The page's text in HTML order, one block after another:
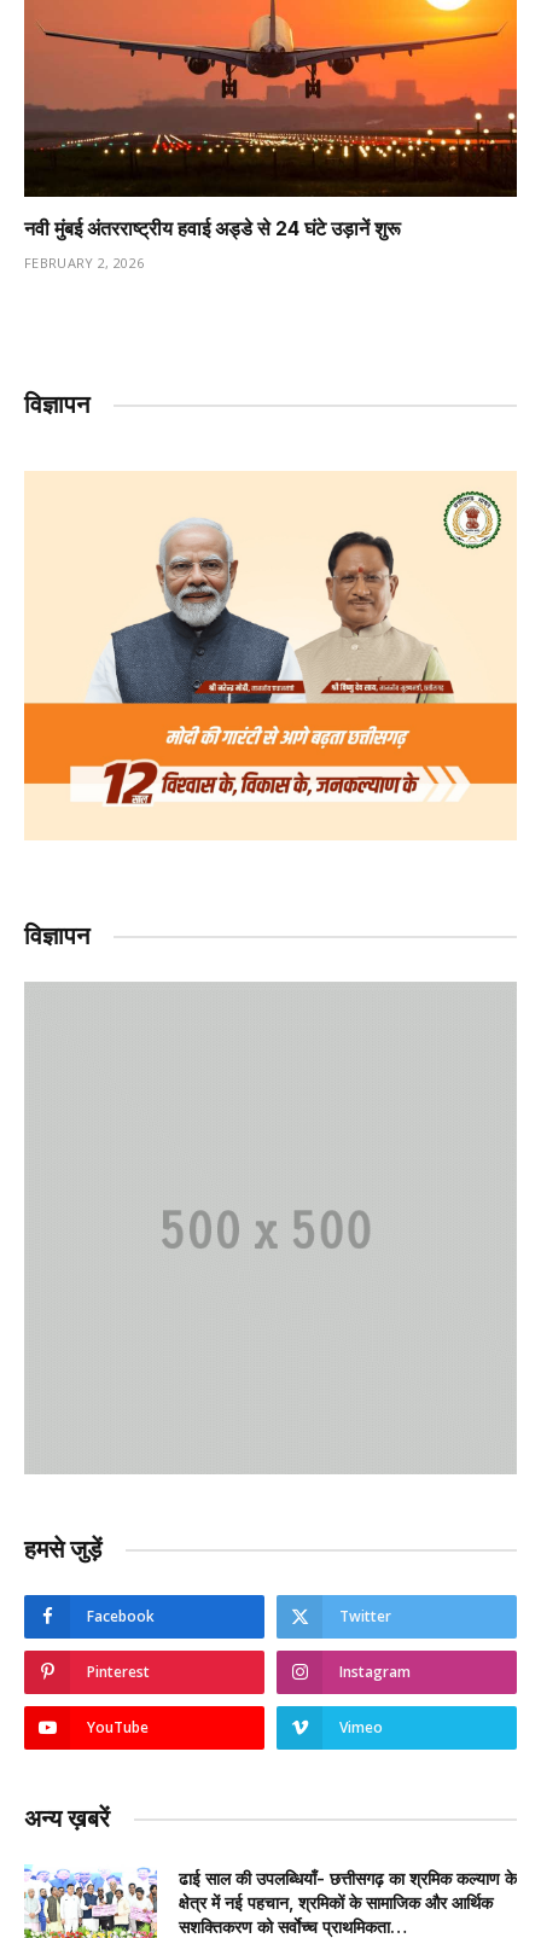
नवी मुंबई अंतरराष्ट्रीय हवाई अड्डे से 24 घंटे उड़ानें शुरू
FEBRUARY 2, 2026
विज्ञापन
विज्ञापन
हमसे जुड़ें
Facebook Twitter
Pinterest Instagram
YouTube Vimeo
अन्य ख़बरें
ढाई साल की उपलब्धियाँ- छत्तीसगढ़ का श्रमिक कल्याण के
क्षेत्र में नई पहचान, श्रमिकों के सामाजिक और आर्थिक
सशक्तिकरण को सर्वाेच्च प्राथमिकता…